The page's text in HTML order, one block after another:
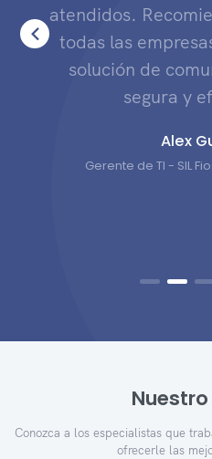
atendidos.
todas las
solución de
segura y
Alex
Gerente de TI - SIL
Nuestro
Conozca a los especialistas que
ofrecerle las